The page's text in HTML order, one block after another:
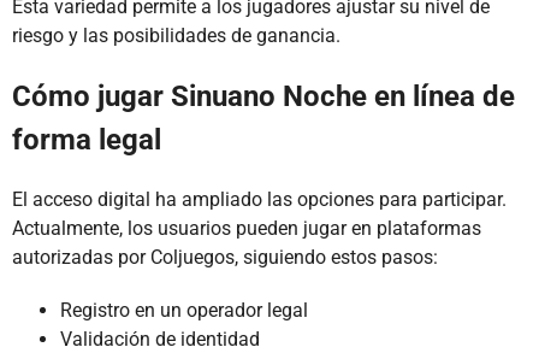
Esta variedad permite a los jugadores ajustar su nivel de
riesgo y las posibilidades de ganancia.
Cómo jugar Sinuano Noche en línea de
forma legal
El acceso digital ha ampliado las opciones para participar.
Actualmente, los usuarios pueden jugar en plataformas
autorizadas por Coljuegos, siguiendo estos pasos:
Registro en un operador legal
Validación de identidad